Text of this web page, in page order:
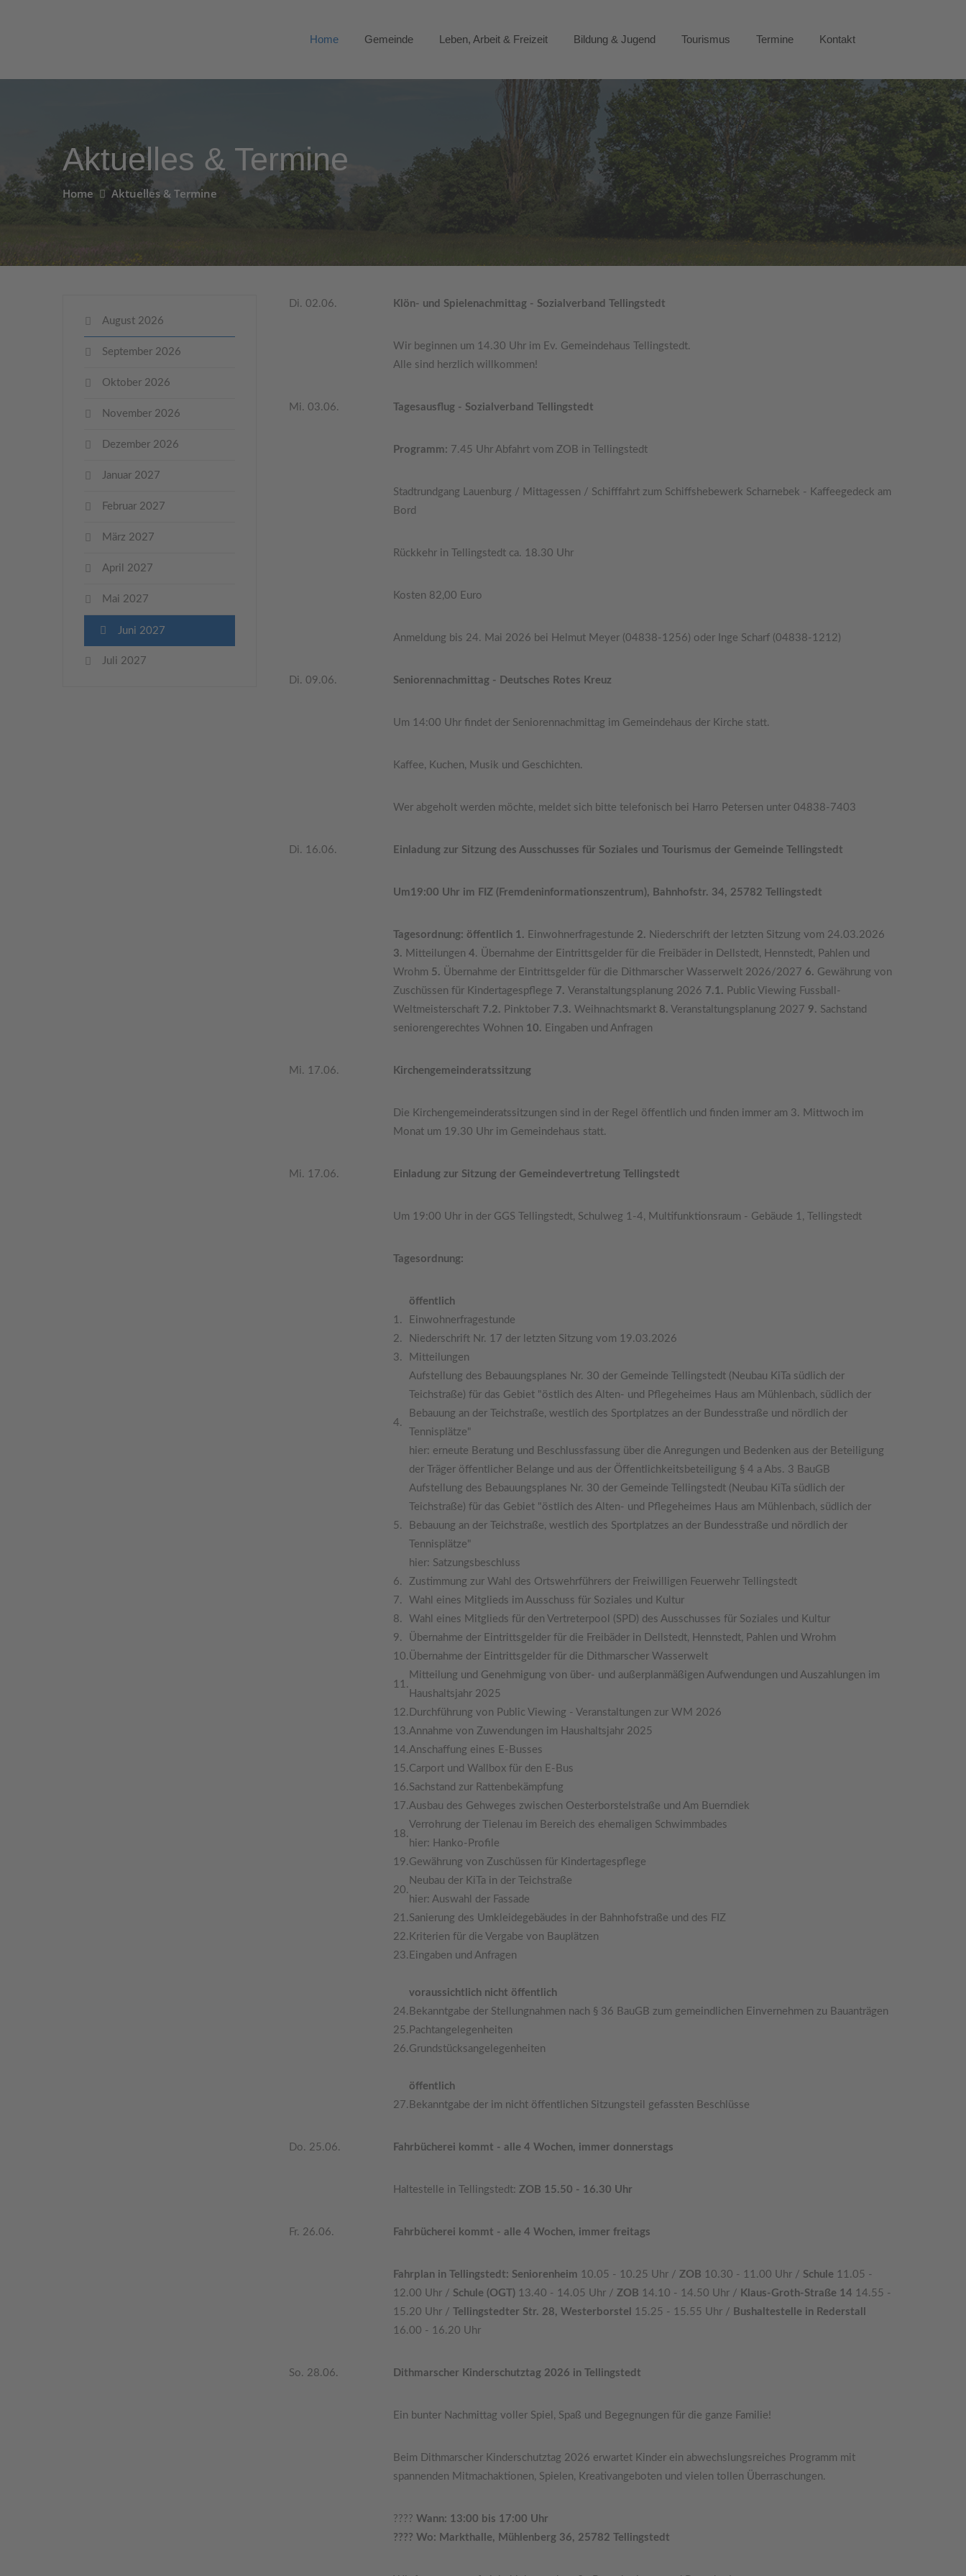
Home Gemeinde Leben, Arbeit & Freizeit Bildung & Jugend Tourismus Termine Kontakt
Aktuelles & Termine
Home Aktuelles & Termine
August 2026
September 2026
Oktober 2026
November 2026
Dezember 2026
Januar 2027
Februar 2027
März 2027
April 2027
Mai 2027
Juni 2027
Juli 2027
Di. 02.06. Klön- und Spielenachmittag - Sozialverband Tellingstedt
Wir beginnen um 14.30 Uhr im Ev. Gemeindehaus Tellingstedt.
Alle sind herzlich willkommen!
Mi. 03.06. Tagesausflug - Sozialverband Tellingstedt
Programm: 7.45 Uhr Abfahrt vom ZOB in Tellingstedt
Stadtrundgang Lauenburg / Mittagessen / Schifffahrt zum Schiffshebewerk Scharnebek - Kaffeegedeck am
Bord
Rückkehr in Tellingstedt ca. 18.30 Uhr
Kosten 82,00 Euro
Anmeldung bis 24. Mai 2026 bei Helmut Meyer (04838-1256) oder Inge Scharf (04838-1212)
Di. 09.06. Seniorennachmittag - Deutsches Rotes Kreuz
Um 14:00 Uhr findet der Seniorennachmittag im Gemeindehaus der Kirche statt.
Kaffee, Kuchen, Musik und Geschichten.
Wer abgeholt werden möchte, meldet sich bitte telefonisch bei Harro Petersen unter 04838-7403
Di. 16.06. Einladung zur Sitzung des Ausschusses für Soziales und Tourismus der Gemeinde Tellingstedt
Um19:00 Uhr im FIZ (Fremdeninformationszentrum), Bahnhofstr. 34, 25782 Tellingstedt
Tagesordnung: öffentlich 1. Einwohnerfragestunde 2. Niederschrift der letzten Sitzung vom 24.03.2026
3. Mitteilungen 4. Übernahme der Eintrittsgelder für die Freibäder in Dellstedt, Hennstedt, Pahlen und
Wrohm 5. Übernahme der Eintrittsgelder für die Dithmarscher Wasserwelt 2026/2027 6. Gewährung von
Zuschüssen für Kindertagespflege 7. Veranstaltungsplanung 2026 7.1. Public Viewing Fussball-
Weltmeisterschaft7.2. Pinktober 7.3. Weihnachtsmarkt 8. Veranstaltungsplanung 2027 9. Sachstand
seniorengerechtes Wohnen 10. Eingaben und Anfragen
Mi. 17.06. Kirchengemeinderatssitzung
Die Kirchengemeinderatssitzungen sind in der Regel öffentlich und finden immer am 3. Mittwoch im
Monat um 19.30 Uhr im Gemeindehaus statt.
Mi. 17.06. Einladung zur Sitzung der Gemeindevertretung Tellingstedt
Um 19:00 Uhr in der GGS Tellingstedt, Schulweg 1-4, Multifunktionsraum - Gebäude 1, Tellingstedt
Tagesordnung:
öffentlich
1.
Einwohnerfragestunde
2.
Niederschrift Nr. 17 der letzten Sitzung vom 19.03.2026
3.
Mitteilungen
4.
Aufstellung des Bebauungsplanes Nr. 30 der Gemeinde Tellingstedt (Neubau KiTa südlich der
Teichstraße) für das Gebiet "östlich des Alten- und Pflegeheimes Haus am Mühlenbach, südlich der
Bebauung an der Teichstraße, westlich des Sportplatzes an der Bundesstraße und nördlich der
Tennisplätze"
hier: erneute Beratung und Beschlussfassung über die Anregungen und Bedenken aus der Beteiligung
der Träger öffentlicher Belange und aus der Öffentlichkeitsbeteiligung § 4 a Abs. 3 BauGB
5.
Aufstellung des Bebauungsplanes Nr. 30 der Gemeinde Tellingstedt (Neubau KiTa südlich der
Teichstraße) für das Gebiet "östlich des Alten- und Pflegeheimes Haus am Mühlenbach, südlich der
Bebauung an der Teichstraße, westlich des Sportplatzes an der Bundesstraße und nördlich der
Tennisplätze"
hier: Satzungsbeschluss
6.
Zustimmung zur Wahl des Ortswehrführers der Freiwilligen Feuerwehr Tellingstedt
7.
Wahl eines Mitglieds im Ausschuss für Soziales und Kultur
8.
Wahl eines Mitglieds für den Vertreterpool (SPD) des Ausschusses für Soziales und Kultur
9.
Übernahme der Eintrittsgelder für die Freibäder in Dellstedt, Hennstedt, Pahlen und Wrohm
10. Übernahme der Eintrittsgelder für die Dithmarscher Wasserwelt
11.
Mitteilung und Genehmigung von über- und außerplanmäßigen Aufwendungen und Auszahlungen im
Haushaltsjahr 2025
12. Durchführung von Public Viewing - Veranstaltungen zur WM 2026
13.Annahme von Zuwendungen im Haushaltsjahr 2025
14.Anschaffung eines E-Busses
15. Carport und Wallbox für den E-Bus
16. Sachstand zur Rattenbekämpfung
17.Ausbau des Gehweges zwischen Oesterborstelstraße und Am Buerndiek
18.
Verrohrung der Tielenau im Bereich des ehemaligen Schwimmbades
hier: Hanko-Profile
19. Gewährung von Zuschüssen für Kindertagespflege
20.
Neubau der KiTa in der Teichstraße
hier: Auswahl der Fassade
21. Sanierung des Umkleidegebäudes in der Bahnhofstraße und des FIZ
22. Kriterien für die Vergabe von Bauplätzen
23. Eingaben und Anfragen
voraussichtlich nicht öffentlich
24. Bekanntgabe der Stellungnahmen nach § 36 BauGB zum gemeindlichen Einvernehmen zu Bauanträgen
25. Pachtangelegenheiten
26. Grundstücksangelegenheiten
öffentlich
27. Bekanntgabe der im nicht öffentlichen Sitzungsteil gefassten Beschlüsse
Do. 25.06. Fahrbücherei kommt - alle 4 Wochen, immer donnerstags
Haltestelle in Tellingstedt: ZOB 15.50 - 16.30 Uhr
Fr. 26.06. Fahrbücherei kommt - alle 4 Wochen, immer freitags
Fahrplan in Tellingstedt: Seniorenheim 10.05 - 10.25 Uhr / ZOB 10.30 - 11.00 Uhr / Schule 11.05 -
12.00 Uhr / Schule (OGT) 13.40 - 14.05 Uhr / ZOB 14.10 - 14.50 Uhr / Klaus-Groth-Straße 14 14.55 -
15.20 Uhr /
Tellingstedter Str. 28, Westerborstel 15.25 - 15.55 Uhr / Bushaltestelle in Rederstall
16.00 - 16.20 Uhr
So. 28.06. Dithmarscher Kinderschutztag 2026 in Tellingstedt
Ein bunter Nachmittag voller Spiel, Spaß und Begegnungen für die ganze Familie!
Beim Dithmarscher Kinderschutztag 2026 erwartet Kinder ein abwechslungsreiches Programm mit
spannenden Mitmachaktionen, Spielen, Kreativangeboten und vielen tollen Überraschungen.
???? Wann: 13:00 bis 17:00 Uhr
???? Wo: Markthalle, Mühlenberg 36, 25782 Tellingstedt